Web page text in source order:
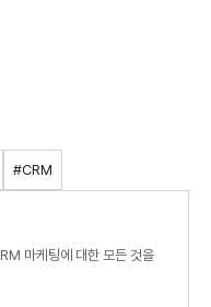
#CRM
마케팅에 대한 모든 것을